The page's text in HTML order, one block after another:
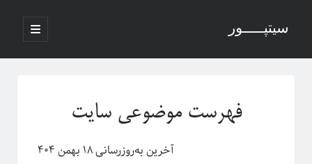
سیتپـــــور
باز
کردن
اصلی
نوار
فهرست موضوعی سایت
آخرین به‌روزرسانی ۱۸ بهمن ۴۰۴